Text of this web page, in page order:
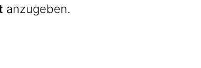
anzugeben.